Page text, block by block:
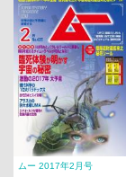
ムー 2017年2月号